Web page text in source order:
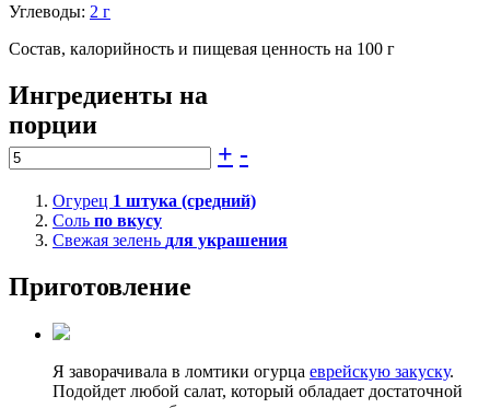
Углеводы: 2 г
Состав, калорийность и пищевая ценность на 100 г
Ингредиенты на
порции
+ -
Огурец 1 штука (средний)
Соль по вкусу
Свежая зелень для украшения
Приготовление
Я заворачивала в ломтики огурца еврейскую закуску.
Подойдет любой салат, который обладает достаточной